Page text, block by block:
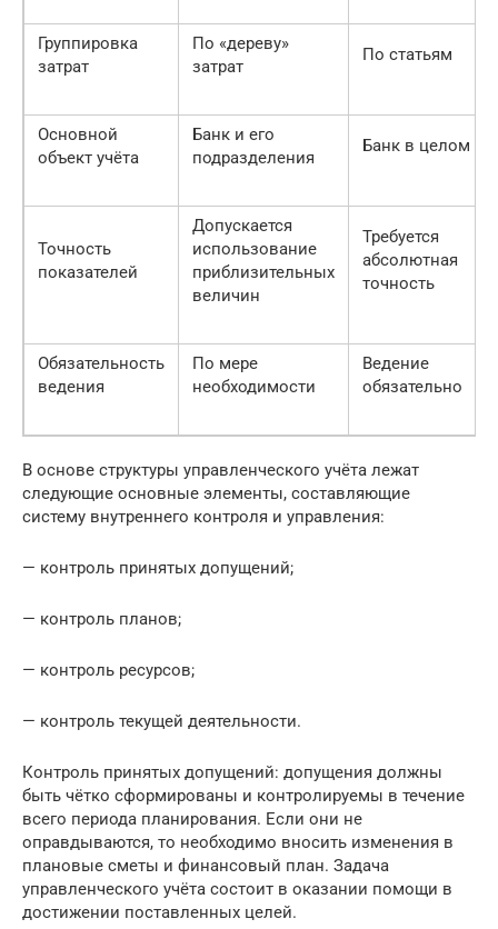
Группировка
затрат
По «дереву»
затрат
По статьям
Основной
объект учёта
Банк и его
подразделения
Банк в целом
Точность
показателей
Допускается
использование
приблизительных
величин
Требуется
абсолютная
точность
Обязательность
ведения
По мере
необходимости
Ведение
обязательно
В основе структуры управленческого учёта лежат
следующие основные элементы, составляющие
систему внутреннего контроля и управления:
— контроль принятых допущений;
— контроль планов;
— контроль ресурсов;
— контроль текущей деятельности.
Контроль принятых допущений: допущения должны
быть чётко сформированы и контролируемы в течение
всего периода планирования. Если они не
оправдываются, то необходимо вносить изменения в
плановые сметы и финансовый план. Задача
управленческого учёта состоит в оказании помощи в
достижении поставленных целей.